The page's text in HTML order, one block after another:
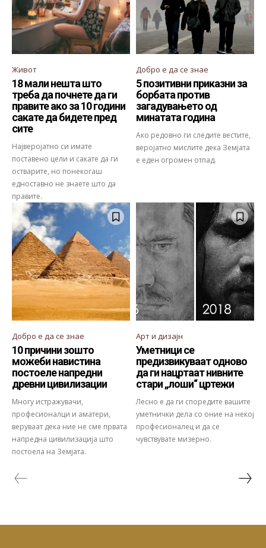
Живот
18 мали нешта што
треба да почнете да ги
правите ако за 10 години
сакате да бидете пред
сите
Најверојатно си имате
поставено цели и сакате да ги
остварите, но понекогаш
едноставно не знаете што да
правите.
Добро е да се знае
5 позитивни приказни за
борбата против
загадувањето од
минатата година
Ако редовно ги следите вестите,
веројатно мислите дека Земјата
е еден огромен отпад.
Добро е да се знае
10 причини зошто
можеби навистина
постоеле напредни
древни цивилизации
Многу истражувачи,
професионалци и аматери,
веруваат дека ние не сме првата
напредна цивилизација што
постоела на Земјата.
Арт и дизајн
Уметници се
предизвикуваат одново
да ги нацртаат нивните
стари „лоши“ цртежи
Лесно е да ги споредите вашите
уметнички дела со оние на некој
професионалец и да се
чувствувате мизерно.